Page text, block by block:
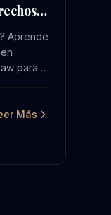
Aprende
para
Más